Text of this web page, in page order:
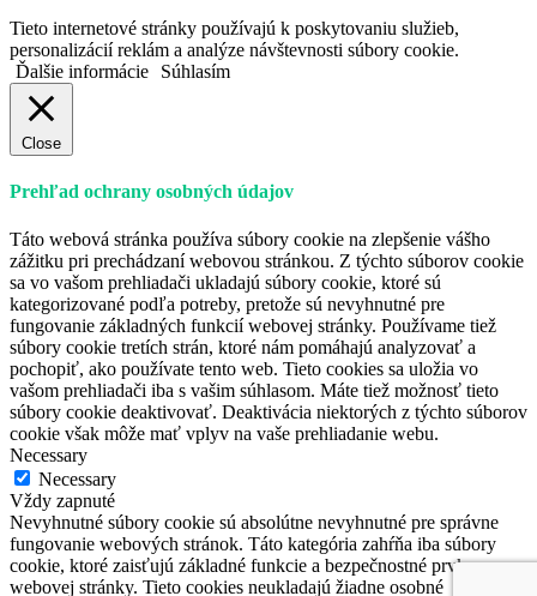
Tieto internetové stránky používajú k poskytovaniu služieb,
personalizácií reklám a analýze návštevnosti súbory cookie.
Ďalšie informácie
Súhlasím
Close
Prehľad ochrany osobných údajov
Táto webová stránka používa súbory cookie na zlepšenie vášho
zážitku pri prechádzaní webovou stránkou. Z týchto súborov cookie
sa vo vašom prehliadači ukladajú súbory cookie, ktoré sú
kategorizované podľa potreby, pretože sú nevyhnutné pre
fungovanie základných funkcií webovej stránky. Používame tiež
súbory cookie tretích strán, ktoré nám pomáhajú analyzovať a
pochopiť, ako používate tento web. Tieto cookies sa uložia vo
vašom prehliadači iba s vašim súhlasom. Máte tiež možnosť tieto
súbory cookie deaktivovať. Deaktivácia niektorých z týchto súborov
cookie však môže mať vplyv na vaše prehliadanie webu.
Necessary
Necessary
Vždy zapnuté
Nevyhnutné súbory cookie sú absolútne nevyhnutné pre správne
fungovanie webových stránok. Táto kategória zahŕňa iba súbory
cookie, ktoré zaisťujú základné funkcie a bezpečnostné prvky
webovej stránky. Tieto cookies neukladajú žiadne osobné